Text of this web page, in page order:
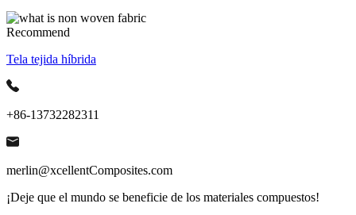
Recommend
Tela tejida híbrida
+86-13732282311
merlin@xcellentComposites.com
¡Deje que el mundo se beneficie de los materiales compuestos!